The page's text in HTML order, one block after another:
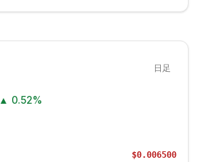
日足
▲ 0.52%
$0.006500